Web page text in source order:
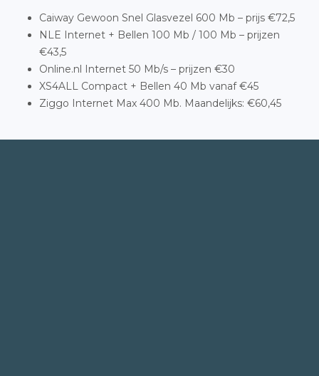
Caiway Gewoon Snel Glasvezel 600 Mb – prijs €72,5
NLE Internet + Bellen 100 Mb / 100 Mb – prijzen
€43,5
Online.nl Internet 50 Mb/s – prijzen €30
XS4ALL Compact + Bellen 40 Mb vanaf €45
Ziggo Internet Max 400 Mb. Maandelijks: €60,45